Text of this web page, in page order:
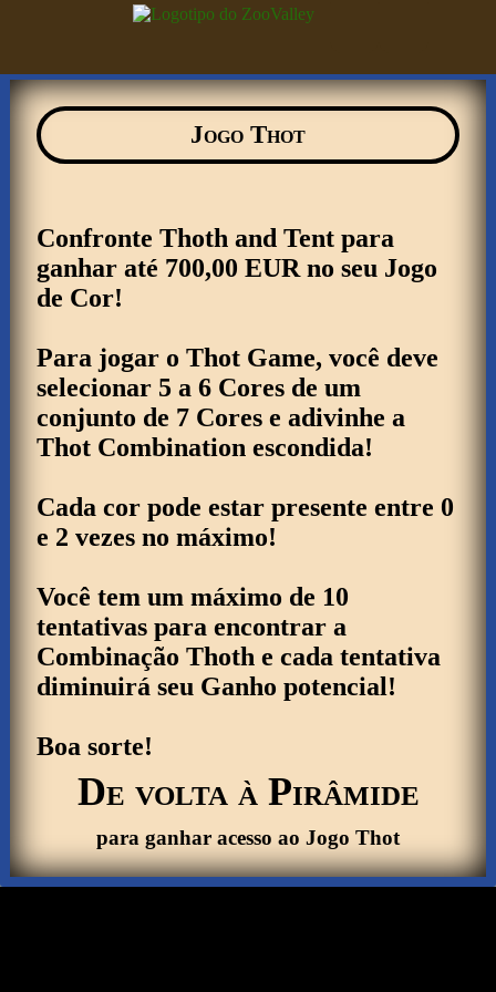
Jogo Thot
Confronte Thoth and Tent para
ganhar até 700,00 EUR no seu Jogo
de Cor!
Para jogar o Thot Game, você deve
selecionar 5 a 6 Cores de um
conjunto de 7 Cores e adivinhe a
Thot Combination escondida!
Cada cor pode estar presente entre 0
e 2 vezes no máximo!
Você tem um máximo de 10
tentativas para encontrar a
Combinação Thoth e cada tentativa
diminuirá seu Ganho potencial!
Boa sorte!
De volta à Pirâmide
para ganhar acesso ao Jogo Thot
Carga em
andamento..